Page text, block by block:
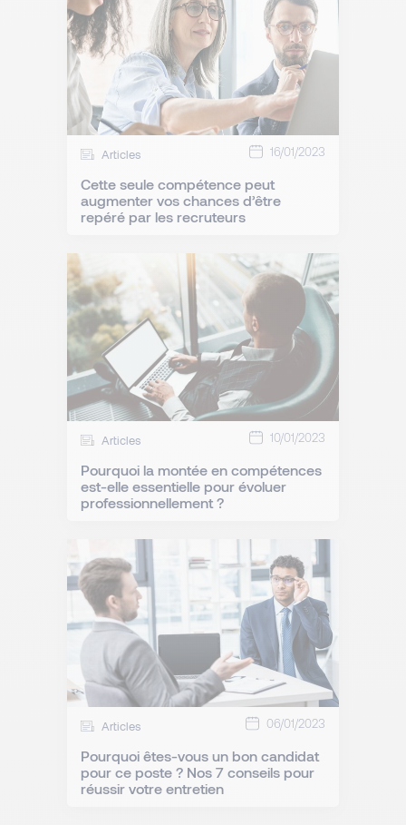
Articles 16/01/2023
Cette seule compétence peut
augmenter vos chances d’être
repéré par les recruteurs
Articles 10/01/2023
Pourquoi la montée en compétences
est-elle essentielle pour évoluer
professionnellement ?
Articles 06/01/2023
Pourquoi êtes-vous un bon candidat
pour ce poste ? Nos 7 conseils pour
réussir votre entretien